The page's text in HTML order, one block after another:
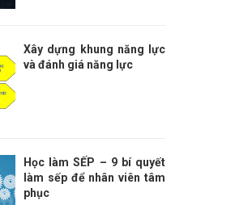
Xây dựng khung năng lực
và đánh giá năng lực
Học làm SẾP – 9 bí quyết
làm sếp để nhân viên tâm
phục